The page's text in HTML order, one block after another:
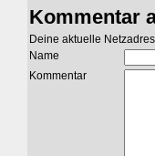
Kommentar
Deine aktuelle
Name
Kommentar